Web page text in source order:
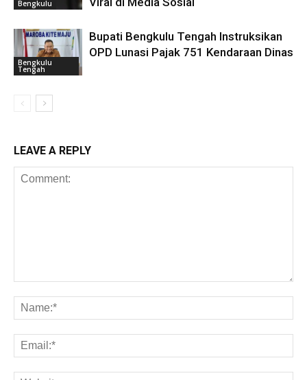
Bengkulu
Bengkulu
Tengah
Bupati Bengkulu Tengah Instruksikan
OPD Lunasi Pajak 751 Kendaraan Dinas
LEAVE A REPLY